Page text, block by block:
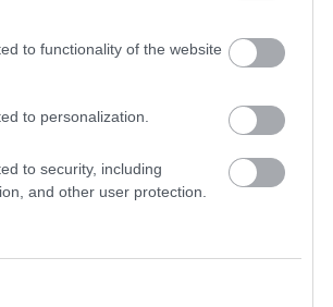
to functionality of the website
to personalization.
to security, including
and other user protection.
Hol is
az iOS
a Material